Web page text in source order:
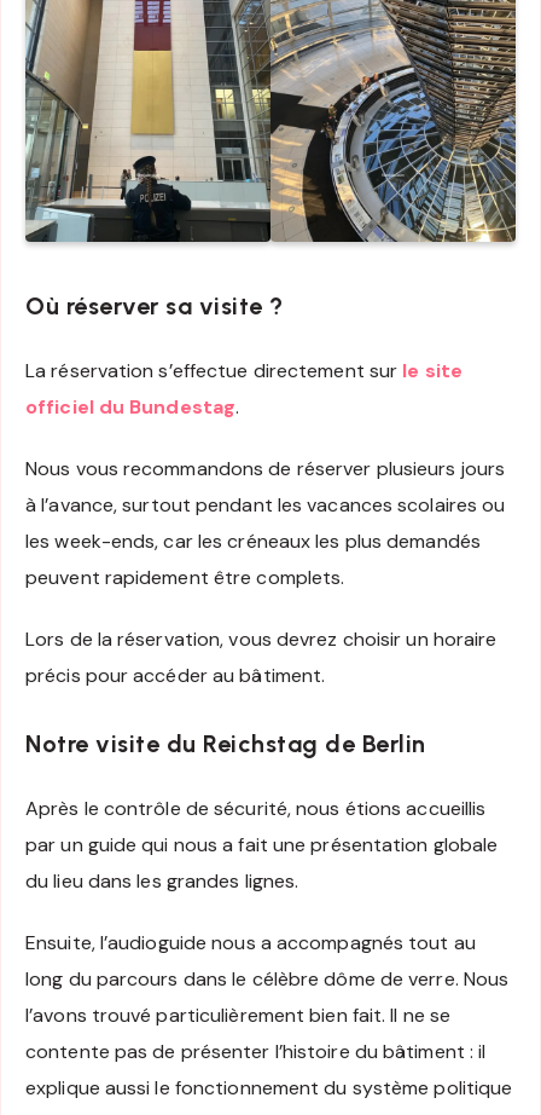
Où réserver sa visite ?
La réservation s’effectue directement sur le site
officiel du Bundestag.
Nous vous recommandons de réserver plusieurs jours
à l’avance, surtout pendant les vacances scolaires ou
les week-ends, car les créneaux les plus demandés
peuvent rapidement être complets.
Lors de la réservation, vous devrez choisir un horaire
précis pour accéder au bâtiment.
Notre visite du Reichstag de Berlin
Après le contrôle de sécurité, nous étions accueillis
par un guide qui nous a fait une présentation globale
du lieu dans les grandes lignes.
Ensuite, l’audioguide nous a accompagnés tout au
long du parcours dans le célèbre dôme de verre. Nous
l’avons trouvé particulièrement bien fait. Il ne se
contente pas de présenter l’histoire du bâtiment : il
explique aussi le fonctionnement du système politique